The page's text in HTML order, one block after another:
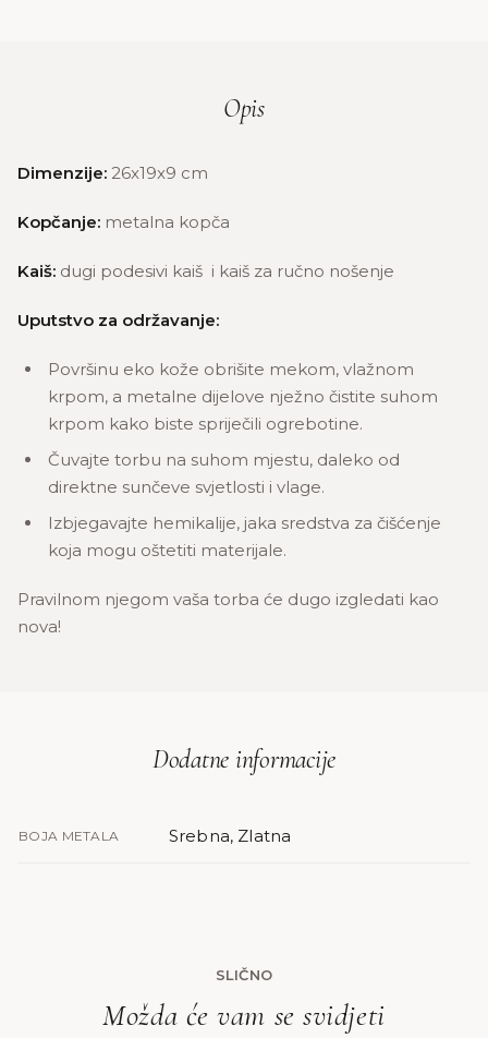
Opis
Dimenzije: 26x19x9 cm
Kopčanje: metalna kopča
Kaiš: dugi podesivi kaiš i kaiš za ručno nošenje
Uputstvo za održavanje:
Površinu eko kože obrišite mekom, vlažnom
krpom, a metalne dijelove nježno čistite suhom
krpom kako biste spriječili ogrebotine.
Čuvajte torbu na suhom mjestu, daleko od
direktne sunčeve svjetlosti i vlage.
Izbjegavajte hemikalije, jaka sredstva za čišćenje
koja mogu oštetiti materijale.
Pravilnom njegom vaša torba će dugo izgledati kao
nova!
Dodatne informacije
BOJA METALA Srebna, Zlatna
SLIČNO
Možda će vam se svidjeti